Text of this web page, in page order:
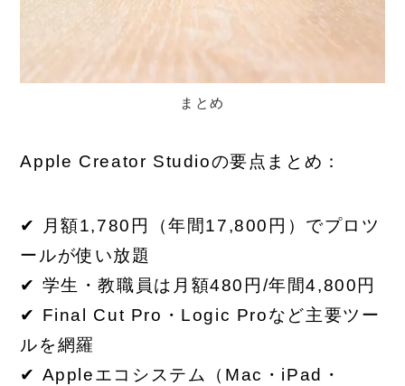
まとめ
Apple Creator Studioの要点まとめ：
✔ 月額1,780円（年間17,800円）でプロツ
ールが使い放題
✔ 学生・教職員は月額480円/年間4,800円
✔ Final Cut Pro・Logic Proなど主要ツー
ルを網羅
✔ Appleエコシステム（Mac・iPad・